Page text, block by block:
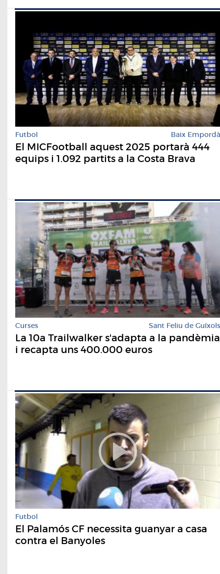
Futbol Baix Empordà
El MICFootball aquest 2025 portarà 444
equips i 1.092 partits a la Costa Brava
Curses Sant Feliu de Guíxols
La 10a Trailwalker s'adapta a la pandèmia
i recapta uns 400.000 euros
Futbol
El Palamós CF necessita guanyar a casa
contra el Banyoles